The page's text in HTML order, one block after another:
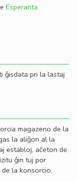
Esperanta
ĝisdata pri la lastaj
magazeno de la
la aliĝon al la
establoj, aĉeton de
ĝin tuj por
la konsorcio.